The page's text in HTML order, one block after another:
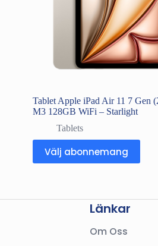
Tablet Apple iPad Air 11 7 Gen
M3 128GB WiFi – Starlight
Tablets
Välj abonnemang
Länkar
Om Oss